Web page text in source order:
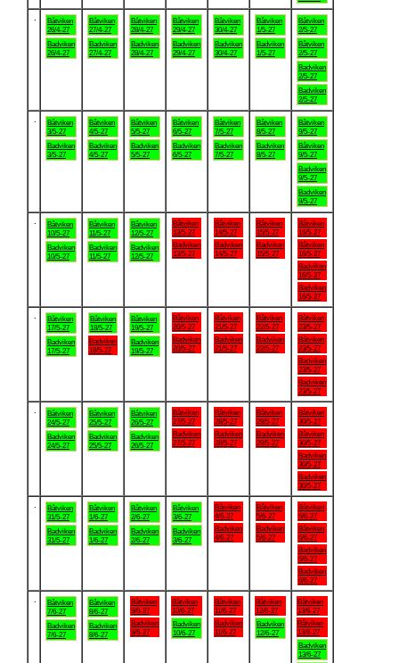
Båtviken
26/4-27
Badviken
26/4-27
Båtviken
27/4-27
Badviken
27/4-27
Båtviken
28/4-27
Badviken
28/4-27
Båtviken
29/4-27
Badviken
29/4-27
Båtviken
30/4-27
Badviken
30/4-27
Båtviken
1/5-27
Badviken
1/5-27
Båtviken
2/5-27
Båtviken
2/5-27
Badviken
2/5-27
Badviken
2/5-27
Båtviken
3/5-27
Badviken
3/5-27
Båtviken
4/5-27
Badviken
4/5-27
Båtviken
5/5-27
Badviken
5/5-27
Båtviken
6/5-27
Badviken
6/5-27
Båtviken
7/5-27
Badviken
7/5-27
Båtviken
8/5-27
Badviken
8/5-27
Båtviken
9/5-27
Båtviken
9/5-27
Badviken
9/5-27
Badviken
9/5-27
Båtviken
10/5-27
Badviken
10/5-27
Båtviken
11/5-27
Badviken
11/5-27
Båtviken
12/5-27
Badviken
12/5-27
Båtviken
13/5-27
Badviken
13/5-27
Båtviken
14/5-27
Badviken
14/5-27
Båtviken
15/5-27
Badviken
15/5-27
Båtviken
16/5-27
Båtviken
16/5-27
Badviken
16/5-27
Badviken
16/5-27
Båtviken
17/5-27
Badviken
17/5-27
Båtviken
18/5-27
Badviken
18/5-27
Båtviken
19/5-27
Badviken
19/5-27
Båtviken
20/5-27
Badviken
20/5-27
Båtviken
21/5-27
Badviken
21/5-27
Båtviken
22/5-27
Badviken
22/5-27
Båtviken
23/5-27
Båtviken
23/5-27
Badviken
23/5-27
Badviken
23/5-27
Båtviken
24/5-27
Badviken
24/5-27
Båtviken
25/5-27
Badviken
25/5-27
Båtviken
26/5-27
Badviken
26/5-27
Båtviken
27/5-27
Badviken
27/5-27
Båtviken
28/5-27
Badviken
28/5-27
Båtviken
29/5-27
Badviken
29/5-27
Båtviken
30/5-27
Båtviken
30/5-27
Badviken
30/5-27
Badviken
30/5-27
Båtviken
31/5-27
Badviken
31/5-27
Båtviken
1/6-27
Badviken
1/6-27
Båtviken
2/6-27
Badviken
2/6-27
Båtviken
3/6-27
Badviken
3/6-27
Båtviken
4/6-27
Badviken
4/6-27
Båtviken
5/6-27
Badviken
5/6-27
Båtviken
6/6-27
Båtviken
6/6-27
Badviken
6/6-27
Badviken
6/6-27
Båtviken
7/6-27
Badviken
7/6-27
Båtviken
8/6-27
Badviken
8/6-27
Båtviken
9/6-27
Badviken
9/6-27
Båtviken
10/6-27
Badviken
10/6-27
Båtviken
11/6-27
Badviken
11/6-27
Båtviken
12/6-27
Badviken
12/6-27
Båtviken
13/6-27
Båtviken
13/6-27
Badviken
13/6-27